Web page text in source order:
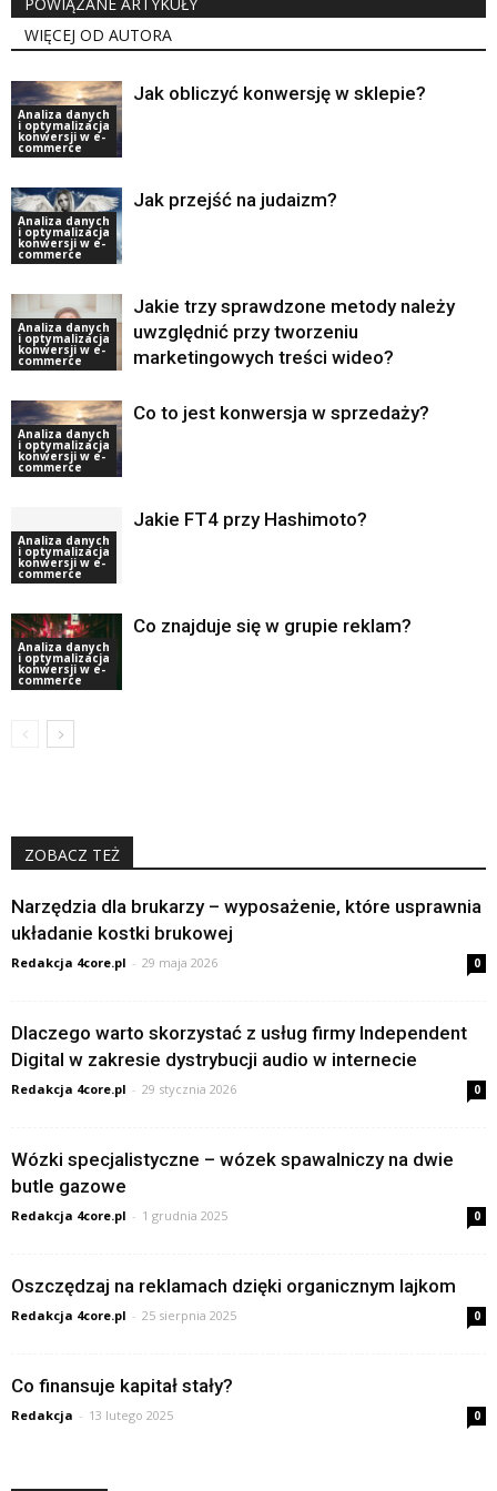
POWIĄZANE ARTYKUŁY
WIĘCEJ OD AUTORA
Analiza danych
i optymalizacja
konwersji w e-
commerce
Jak obliczyć konwersję w sklepie?
Analiza danych
i optymalizacja
konwersji w e-
commerce
Jak przejść na judaizm?
Analiza danych
i optymalizacja
konwersji w e-
commerce
Jakie trzy sprawdzone metody należy
uwzględnić przy tworzeniu
marketingowych treści wideo?
Analiza danych
i optymalizacja
konwersji w e-
commerce
Co to jest konwersja w sprzedaży?
Analiza danych
i optymalizacja
konwersji w e-
commerce
Jakie FT4 przy Hashimoto?
Analiza danych
i optymalizacja
konwersji w e-
commerce
Co znajduje się w grupie reklam?
ZOBACZ TEŻ
Narzędzia dla brukarzy – wyposażenie, które usprawnia
układanie kostki brukowej
Redakcja 4core.pl - 29 maja 2026 0
Dlaczego warto skorzystać z usług firmy Independent
Digital w zakresie dystrybucji audio w internecie
Redakcja 4core.pl - 29 stycznia 2026 0
Wózki specjalistyczne – wózek spawalniczy na dwie
butle gazowe
Redakcja 4core.pl - 1 grudnia 2025 0
Oszczędzaj na reklamach dzięki organicznym lajkom
Redakcja 4core.pl - 25 sierpnia 2025 0
Co finansuje kapitał stały?
Redakcja - 13 lutego 2025 0